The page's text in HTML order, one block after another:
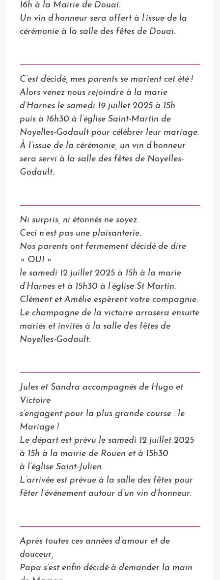
16h à la Mairie de Douai.
Un vin d’honneur sera offert à l’issue de la
cérémonie à la salle des fêtes de Douai.
C’est décidé, mes parents se marient cet été !
Alors venez nous rejoindre à la marie
d’Harnes le samedi 19 juillet 2025 à 15h
puis à 16h30 à l’église Saint-Martin de
Noyelles-Godaultpour célébrer leur mariage.
À l’issue de la cérémonie, un vin d’honneur
sera servi à la salle des fêtes de Noyelles-
Godault.
Ni surpris, ni étonnés ne soyez.
Ceci n’est pas une plaisanterie.
Nos parents ont fermement décidé de dire
« OUI »
le samedi 12 juillet 2025 à 15h à la marie
d’Harnes et à 15h30 à l’église St Martin.
Clément et Amélie espèrent votre compagnie.
Le champagne de la victoire arrosera ensuite
mariés et invités à la salle des fêtes de
Noyelles-Godault.
Jules et Sandra accompagnés de Hugo et
Victoire
s’engagent pour la plus grande course : le
Mariage !
Le départ est prévu le samedi 12 juillet 2025
à 15h à la mairie de Rouen et à 15h30
à l’église Saint-Julien.
L’arrivée est prévue à la salle des fêtes pour
fêter l’événement autour d’un vin d’honneur.
Après toutes ces années d’amour et de
douceur,
Papa s’est enfin décidé à demander la main